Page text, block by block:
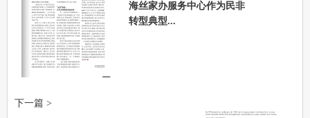
海丝家办服务中心作为民非
转型典型...
下一篇 >